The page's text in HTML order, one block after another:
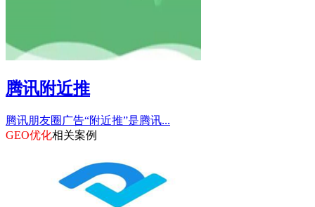
腾讯附近推
腾讯朋友圈广告“附近推”是腾讯...
GEO优化相关案例